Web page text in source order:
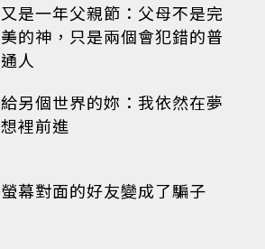
又是一年父親節：父母不是完
美的神，只是兩個會犯錯的普
通人
給另個世界的妳：我依然在夢
想裡前進
螢幕對面的好友變成了騙子